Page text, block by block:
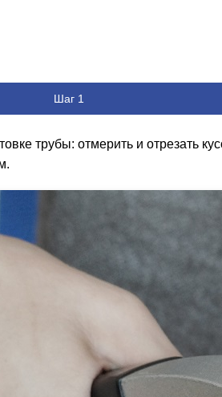
Шаг 1
трубы: отмерить и отрезать